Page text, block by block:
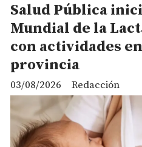
Salud Pública
Mundial de la
con actividades
provincia
Redacción
03/08/2026